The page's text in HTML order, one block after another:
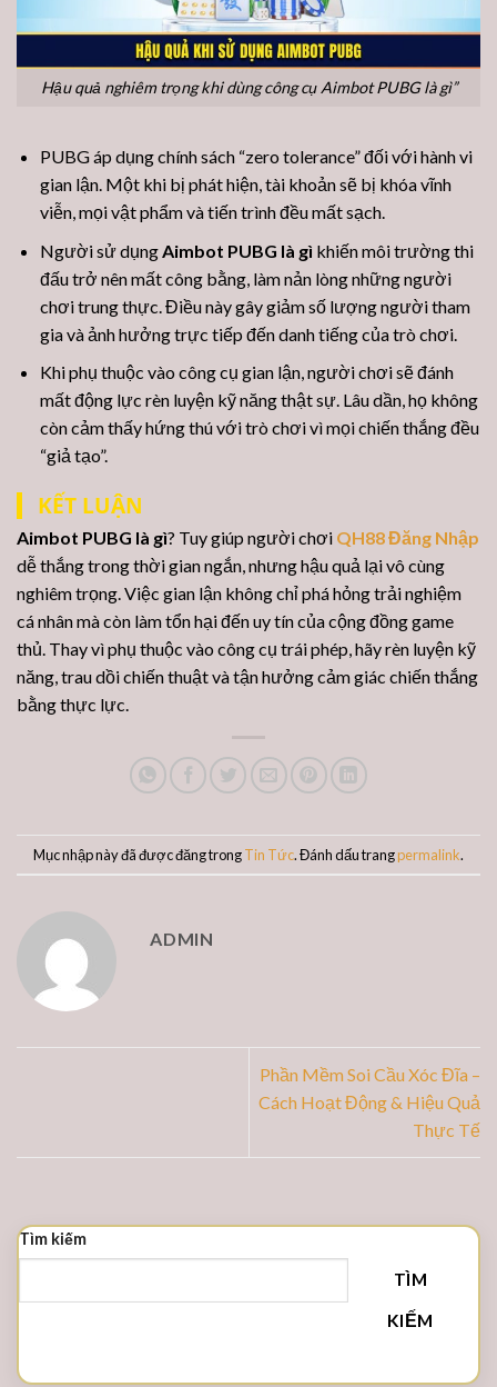
Hậu quả nghiêm trọng khi dùng công cụ Aimbot PUBG là gì”
PUBG áp dụng chính sách “zero tolerance” đối với hành vi
gian lận. Một khi bị phát hiện, tài khoản sẽ bị khóa vĩnh
viễn, mọi vật phẩm và tiến trình đều mất sạch.
Người sử dụng Aimbot PUBG là gì khiến môi trường thi
đấu trở nên mất công bằng, làm nản lòng những người
chơi trung thực. Điều này gây giảm số lượng người tham
gia và ảnh hưởng trực tiếp đến danh tiếng của trò chơi.
Khi phụ thuộc vào công cụ gian lận, người chơi sẽ đánh
mất động lực rèn luyện kỹ năng thật sự. Lâu dần, họ không
còn cảm thấy hứng thú với trò chơi vì mọi chiến thắng đều
“giả tạo”.
KẾT LUẬN
Aimbot PUBG là gì? Tuy giúp người chơi QH88 Đăng Nhập
dễ thắng trong thời gian ngắn, nhưng hậu quả lại vô cùng
nghiêm trọng. Việc gian lận không chỉ phá hỏng trải nghiệm
cá nhân mà còn làm tổn hại đến uy tín của cộng đồng game
thủ. Thay vì phụ thuộc vào công cụ trái phép, hãy rèn luyện kỹ
năng, trau dồi chiến thuật và tận hưởng cảm giác chiến thắng
bằng thực lực.
Mục nhập này đã được đăng trongTin Tức. Đánh dấu trangpermalink.
ADMIN
Phần Mềm Soi Cầu Xóc Đĩa –
Cách Hoạt Động & Hiệu Quả
Thực Tế
Tìm kiếm
TÌM
KIẾM